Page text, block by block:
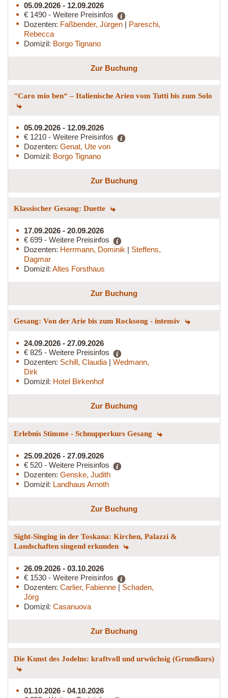
05.09.2026 - 12.09.2026
€ 1490 - Weitere Preisinfos
Dozenten: Faßbender, Jürgen | Pareschi,
Rebecca
Domizil: Borgo Tignano
Zur Buchung
"Caro mio ben“ – Italienische Arien vom Tutti bis zum Solo
05.09.2026 - 12.09.2026
€ 1210 - Weitere Preisinfos
Dozenten: Genat, Ute von
Domizil: Borgo Tignano
Zur Buchung
Klassischer Gesang: Duette
17.09.2026 - 20.09.2026
€ 699 - Weitere Preisinfos
Dozenten: Herrmann, Dominik | Steffens,
Dagmar
Domizil: Altes Forsthaus
Zur Buchung
Gesang: Von der Arie bis zum Rocksong - intensiv
24.09.2026 - 27.09.2026
€ 825 - Weitere Preisinfos
Dozenten: Schill, Claudia | Wedmann,
Dirk
Domizil: Hotel Birkenhof
Zur Buchung
Erlebnis Stimme - Schnupperkurs Gesang
25.09.2026 - 27.09.2026
€ 520 - Weitere Preisinfos
Dozenten: Genske, Judith
Domizil: Landhaus Arnoth
Zur Buchung
Sight-Singing in der Toskana: Kirchen, Palazzi &
Landschaften singend erkunden
26.09.2026 - 03.10.2026
€ 1530 - Weitere Preisinfos
Dozenten: Carlier, Fabienne | Schaden,
Jörg
Domizil: Casanuova
Zur Buchung
Die Kunst des Jodelns: kraftvoll und urwüchsig (Grundkurs)
01.10.2026 - 04.10.2026